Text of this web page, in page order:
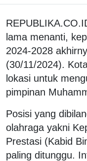
lama menanti,
2024-2028
(30/11/2024).
lokasi untuk
pimpinan
Posisi yang
olahraga yakni
Prestasi (Kabid
paling ditunggu.